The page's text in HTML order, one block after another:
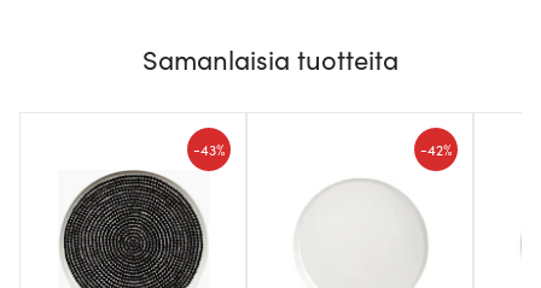
Samanlaisia tuotteita
-43% -42%